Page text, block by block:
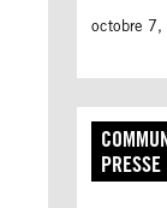
octobre
PRESSE